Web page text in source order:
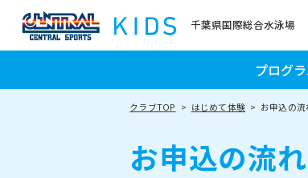
千葉県国際総合水泳場
プログ
クラブTOP はじめて体験 お申込の流
お申込の流れ